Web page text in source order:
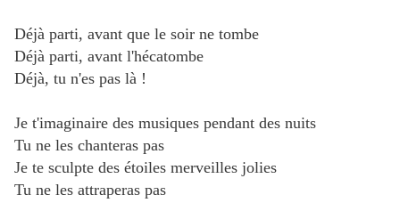
Déjà parti, avant que le soir ne tombe
Déjà parti, avant l'hécatombe
Déjà, tu n'es pas là !
Je t'imaginaire des musiques pendant des nuits
Tu ne les chanteras pas
Je te sculpte des étoiles merveilles jolies
Tu ne les attraperas pas